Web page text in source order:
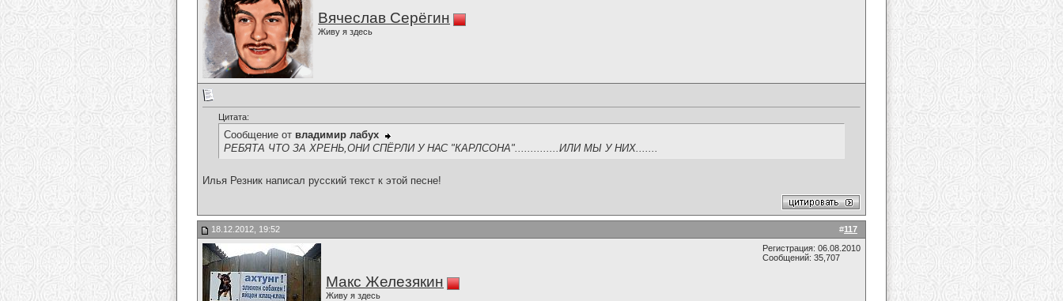
Вячеслав Серёгин
Живу я здесь
Цитата:
Сообщение от владимир лабух
РЕБЯТА ЧТО ЗА ХРЕНЬ,ОНИ СПЁРЛИ У НАС "КАРЛСОНА"..............ИЛИ МЫ У НИХ.......
Илья Резник написал русский текст к этой песне!
#117
18.12.2012, 19:52
Макс Железякин
Живу я здесь
Регистрация: 06.08.2010
Сообщений: 35,707